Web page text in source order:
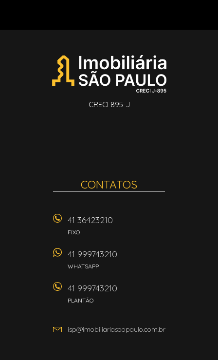
CRECI 895-J
CONTATOS
41 36423210
FIXO
41 999743210
WHATSAPP
41 999743210
PLANTÃO
isp@imobiliariasaopaulo.com.br